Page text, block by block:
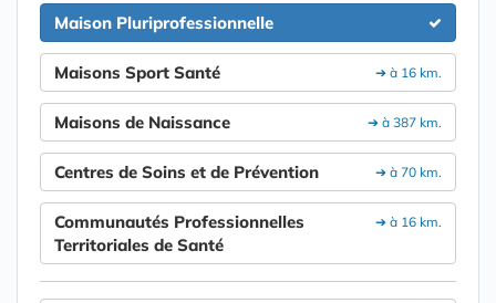
Maison Pluriprofessionnelle
➔ à 16 km.
Maisons Sport Santé
➔ à 387 km.
Maisons de Naissance
➔ à 70 km.
Centres de Soins et de Prévention
➔ à 16 km.
Communautés Professionnelles
Territoriales de Santé